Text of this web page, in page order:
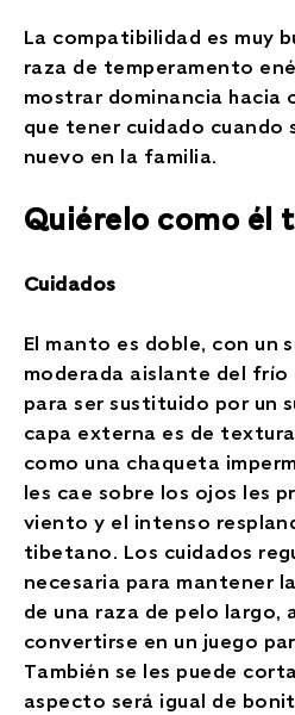
La compatibilidad es muy
raza de temperamento
mostrar dominancia hacia
que tener cuidado cuando
nuevo en la familia.
Quiérelo como él
Cuidados
El manto es doble, con un
moderada aislante del frío
para ser sustituido por un
capa externa es de
como una chaqueta
les cae sobre los ojos les
viento y el intenso
tibetano. Los cuidados
necesaria para mantener
de una raza de pelo largo,
convertirse en un juego
También se les puede
aspecto será igual de